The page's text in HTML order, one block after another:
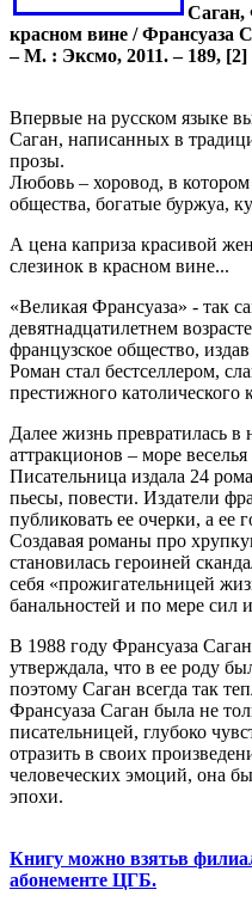
Саган,
красном вине / Франсуаза
– М. : Эксмо, 2011. – 189, [2]
Впервые на русском языке
Саган, написанных в
прозы.
Любовь – хоровод, в
общества, богатые буржуа,
А цена каприза красивой
слезинок в красном вине...
«Великая Франсуаза» - так
девятнадцатилетнем
французское общество,
Роман стал бестселлером,
престижного католического
Далее жизнь превратилась в
аттракционов – море
Писательница издала 24
пьесы, повести. Издатели
публиковать ее очерки, а ее
Создавая романы про
становилась героиней
себя «прожигательницей
банальностей и по мере сил
В 1988 году Франсуаза
утверждала, что в ее роду
поэтому Саган всегда так
Франсуаза Саган была не
писательницей, глубоко
отразить в своих
человеческих эмоций, она
эпохи.
Книгу можно взятьв
абонементе ЦГБ.